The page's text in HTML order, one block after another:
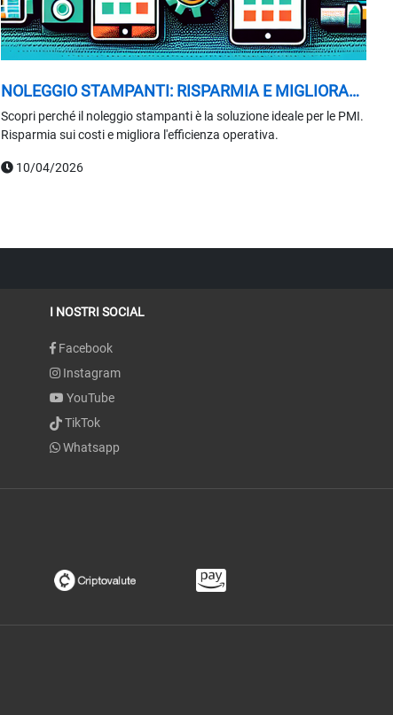
NOLEGGIO STAMPANTI: RISPARMIA E MIGLIORA
L'EFFICIENZA
Scopri perché il noleggio stampanti è la soluzione ideale per le PMI.
Risparmia sui costi e migliora l'efficienza operativa.
10/04/2026
I NOSTRI SOCIAL
Facebook
Instagram
YouTube
TikTok
Whatsapp